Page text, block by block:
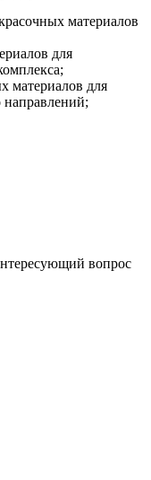
материалов
для
материалов для
вопрос